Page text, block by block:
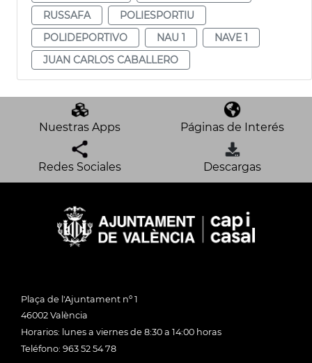
RUSSAFA
POLIESPORTIU
POLIDEPORTIVO
NAU 1
NAVE 1
JUAN CARLOS CABALLERO
Nuestras Apps Páginas de Interés
Redes Sociales Descargas
Plaça de l'Ajuntament nº 1
46002 València
Horarios: lunes a viernes de 8:30 a 14:00 horas
Teléfono: 963 52 54 78